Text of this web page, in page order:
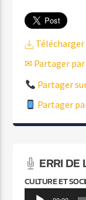
Télécharger
✉ Partager
Partager
Partager
ERRI DE
CULTURE ET
Lecteur